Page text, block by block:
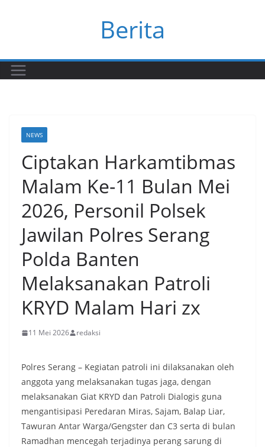
Berita
NEWS
Ciptakan Harkamtibmas
Malam Ke-11 Bulan Mei
2026, Personil Polsek
Jawilan Polres Serang
Polda Banten
Melaksanakan Patroli
KRYD Malam Hari zx
11 Mei 2026 redaksi
Polres Serang – Kegiatan patroli ini dilaksanakan oleh
anggota yang melaksanakan tugas jaga, dengan
melaksanakan Giat KRYD dan Patroli Dialogis guna
mengantisipasi Peredaran Miras, Sajam, Balap Liar,
Tawuran Antar Warga/Gengster dan C3 serta di bulan
Ramadhan mencegah terjadinya perang sarung di